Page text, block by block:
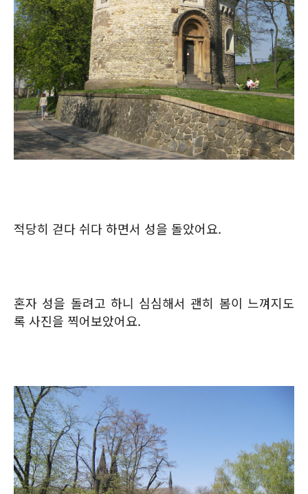
적당히 걷다 쉬다 하면서 성을 돌았어요.
혼자 성을 돌려고 하니 심심해서 괜히 봄이 느껴지도
록 사진을 찍어보았어요.